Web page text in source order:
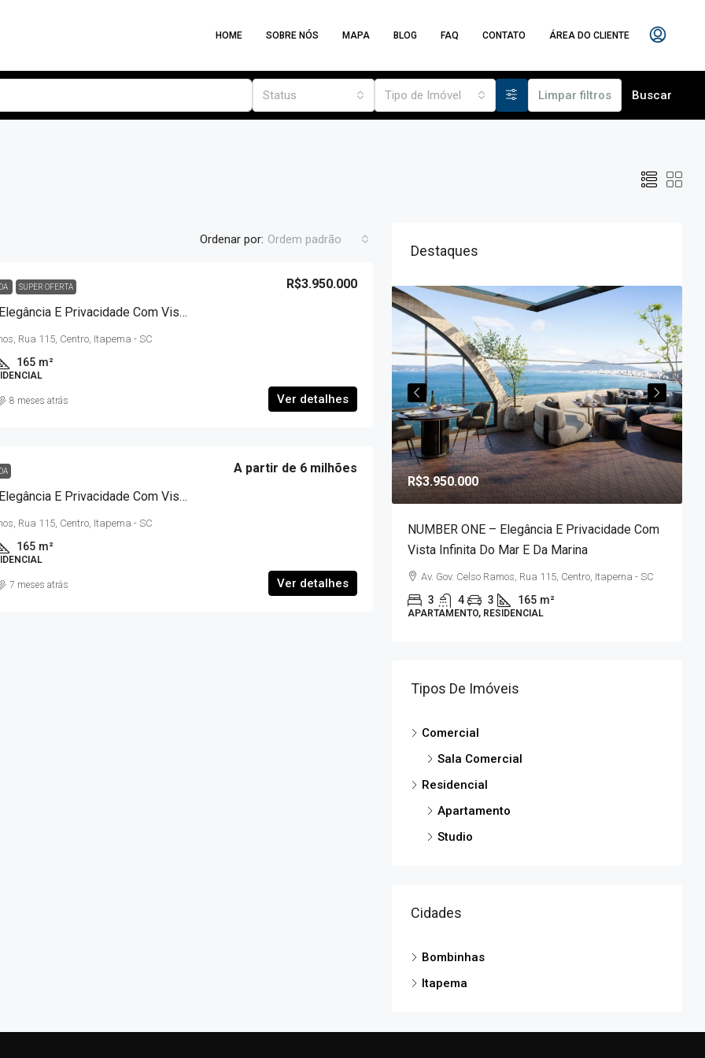
HOME SOBRE NÓS MAPA BLOG FAQ CONTATO ÁREA DO CLIENTE
Status Tipo de Imóvel Limpar filtros Buscar
Ordenar por: Ordem padrão
SUPER OFERTA
NUMBER ONE – Elegância E Privacidade Com Vista Infinita Do Mar E Da Marina
R$3.950.000
Rua 115, Centro, Itapema - SC
165 m²
Ver detalhes
8 meses atrás
NUMBER ONE – Elegância E Privacidade Com Vista Infinita Do Mar E Da Marina
A partir de 6 milhões
Rua 115, Centro, Itapema - SC
165 m²
Ver detalhes
7 meses atrás
Destaques
Com
Itapema - SC
RIVIERA Home Club | Vista Mar – Itapema
R$3.950.000
NUMBER ONE – Elegância E Privacidade Com
Vista Infinita Do Mar E Da Marina
Av. Gov. Celso Ramos, Rua 115, Centro, Itapema - SC
3 4 3 165 m²
APARTAMENTO, RESIDENCIAL
Tipos De Imóveis
Comercial
Sala Comercial
Residencial
Apartamento
Studio
Cidades
Bombinhas
Itapema